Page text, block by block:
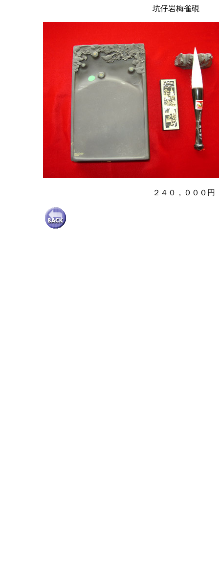
坑仔岩梅雀硯
２４０，０００円